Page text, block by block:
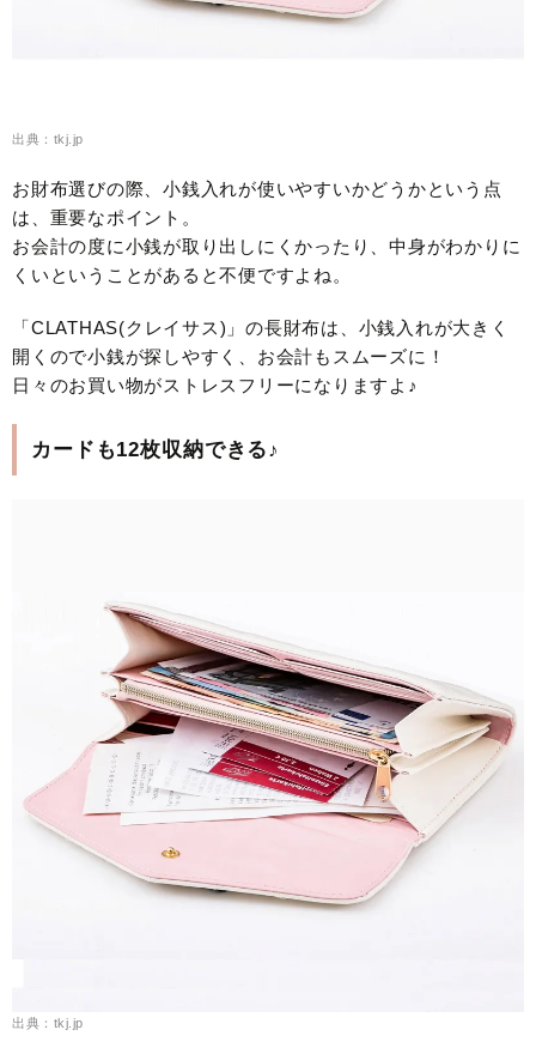
出典：tkj.jp
お財布選びの際、小銭入れが使いやすいかどうかという点
は、重要なポイント。
お会計の度に小銭が取り出しにくかったり、中身がわかりに
くいということがあると不便ですよね。
「CLATHAS(クレイサス)」の長財布は、小銭入れが大きく
開くので小銭が探しやすく、お会計もスムーズに！
日々のお買い物がストレスフリーになりますよ♪
カードも12枚収納できる♪
出典：tkj.jp